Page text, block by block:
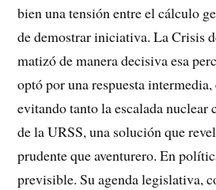
bien una tensión entre el cálculo
de demostrar iniciativa. La Crisis
matizó de manera decisiva esa
optó por una respuesta
evitando tanto la escalada
de la URSS, una solución que
prudente que aventurero. En
previsible. Su agenda legislativa,